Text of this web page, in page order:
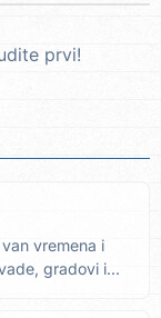
prvi!
vremena i
gradovi i...